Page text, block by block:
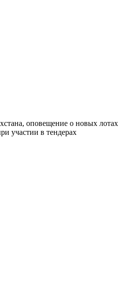
оповещение о новых лотах
участии в тендерах